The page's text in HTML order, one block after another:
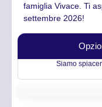
famiglia Vivace. Ti
settembre 2026!
Siamo